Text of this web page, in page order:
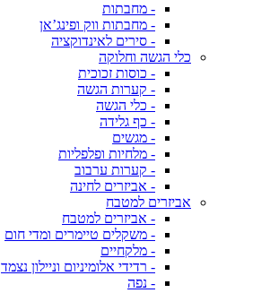
- מחבתות
- מחבתות ווק ופינג’אן
- סירים לאינדוקציה
כלי הגשה וחלוקה
- כוסות זכוכית
- קערות הגשה
- כלי הגשה
- כף גלידה
- מגשים
- מלחיות ופלפליות
- קערות ערבוב
- אביזרים לחינה
אביזרים למטבח
- אביזרים למטבח
- משקלים טיימרים ומדי חום
- מלקחיים
- רדידי אלומיניום וניילון נצמד
- נפה